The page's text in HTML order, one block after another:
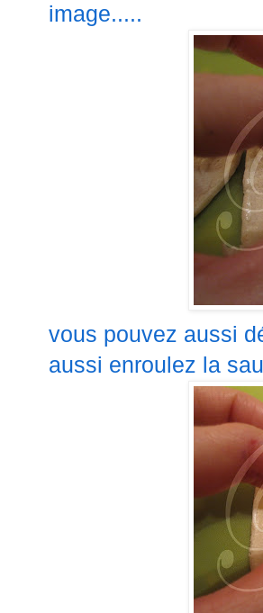
image.....
vous pouvez aussi
aussi enroulez la